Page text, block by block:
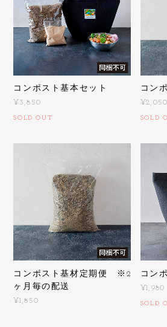
コンポスト基本セット
¥3,850
SOLD OUT
コン
¥2,050
SOLD
コンポスト基材定期便 ※2
ヶ月毎の配送
¥1,850
コン
¥1,980
SOLD